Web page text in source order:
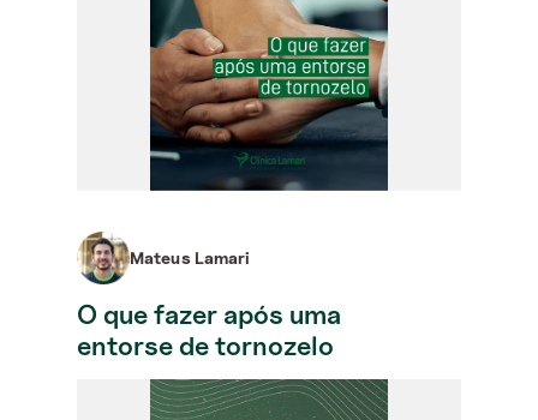
Mateus Lamari
O que fazer após uma
entorse de tornozelo